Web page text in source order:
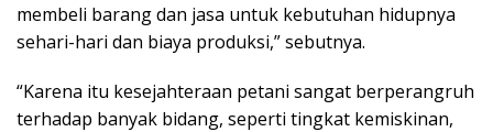
membeli barang dan jasa untuk kebutuhan hidupnya
sehari-hari dan biaya produksi,” sebutnya.
“Karena itu kesejahteraan petani sangat berperangruh
terhadap banyak bidang, seperti tingkat kemiskinan,